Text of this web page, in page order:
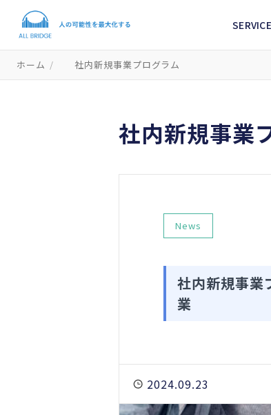
SERVICE
ホーム / 社内新規事業プログラム
社内新規事業
News
社内新規事業
業
2024.09.23